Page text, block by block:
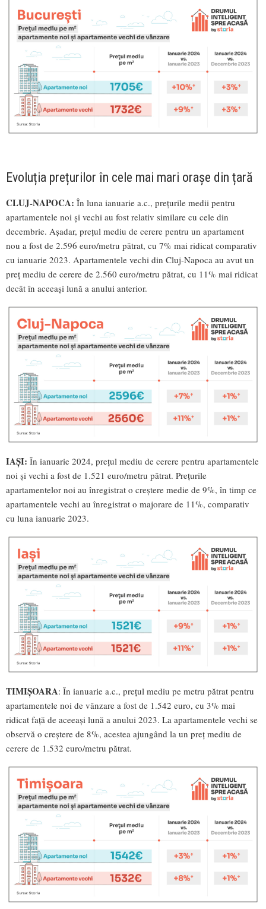
Evoluția prețurilor în cele mai mari orașe din țară
CLUJ-NAPOCA: În luna ianuarie a.c., prețurile medii pentru
apartamentele noi și vechi au fost relativ similare cu cele din
decembrie. Așadar, prețul mediu de cerere pentru un apartament
nou a fost de 2.596 euro/metru pătrat, cu 7% mai ridicat comparativ
cu ianuarie 2023. Apartamentele vechi din Cluj-Napoca au avut un
preț mediu de cerere de 2.560 euro/metru pătrat, cu 11% mai ridicat
decât în aceeași lună a anului anterior.
IAȘI: În ianuarie 2024, prețul mediu de cerere pentru apartamentele
noi și vechi a fost de 1.521 euro/metru pătrat. Prețurile
apartamentelor noi au înregistrat o creștere medie de 9%, în timp ce
apartamentele vechi au înregistrat o majorare de 11%, comparativ
cu luna ianuarie 2023.
TIMIȘOARA: În ianuarie a.c., prețul mediu pe metru pătrat pentru
apartamentele noi de vânzare a fost de 1.542 euro, cu 3% mai
ridicat față de aceeași lună a anului 2023. La apartamentele vechi se
observă o creștere de 8%, acestea ajungând la un preț mediu de
cerere de 1.532 euro/metru pătrat.